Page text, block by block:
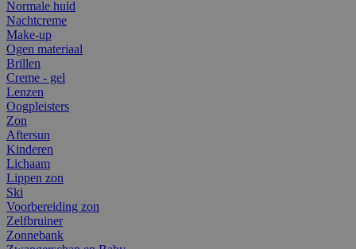
Normale huid
Nachtcreme
Make-up
Ogen materiaal
Brillen
Creme - gel
Lenzen
Oogpleisters
Zon
Aftersun
Kinderen
Lichaam
Lippen zon
Ski
Voorbereiding zon
Zelfbruiner
Zonnebank